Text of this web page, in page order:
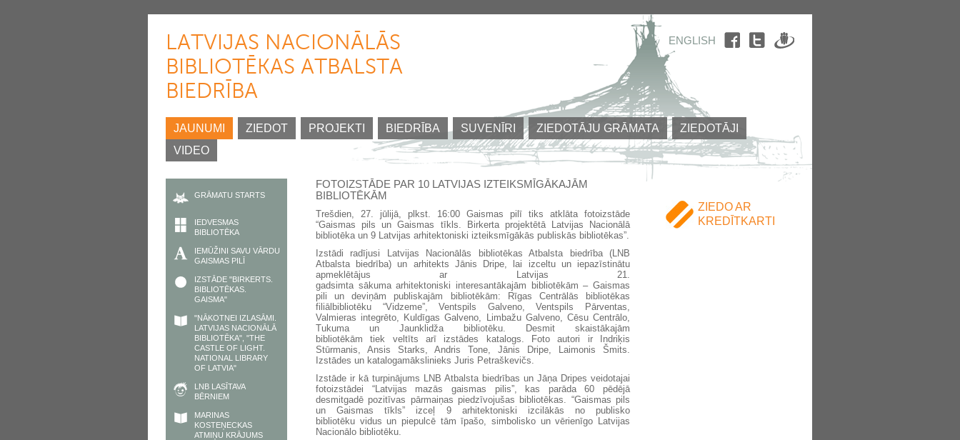
LATVIJAS NACIONĀLĀS
BIBLIOTĒKAS ATBALSTA
BIEDRĪBA
ENGLISH
JAUNUMI ZIEDOT PROJEKTI BIEDRĪBA SUVENĪRI ZIEDOTĀJU GRĀMATA
ZIEDOTĀJI
VIDEO
GRĀMATU STARTS
IEDVESMAS
BIBLIOTĒKA
IEMŪŽINI SAVU VĀRDU
GAISMAS PILĪ
IZSTĀDE "BIRKERTS.
BIBLIOTĒKAS.
GAISMA"
"NĀKOTNEI IZLASĀMI.
LATVIJAS NACIONĀLĀ
BIBLIOTĒKA", "THE
CASTLE OF LIGHT.
NATIONAL LIBRARY
OF LATVIA"
LNB LASĪTAVA
BĒRNIEM
MARINAS
KOSTEŅECKAS
ATMIŅU KRĀJUMS
FOTOIZSTĀDE PAR 10 LATVIJAS IZTEIKSMĪGĀKAJĀM
BIBLIOTĒKĀM
Trešdien, 27. jūlijā, plkst. 16:00 Gaismas pilī tiks atklāta fotoizstāde
“Gaismas pils un Gaismas tīkls. Birkerta projektētā Latvijas Nacionālā
bibliotēka un 9 Latvijas arhitektoniski izteiksmīgākās publiskās bibliotēkas”.
Izstādi radījusi Latvijas Nacionālās bibliotēkas Atbalsta biedrība (LNB
Atbalsta biedrība) un arhitekts Jānis Dripe, lai izceltu un iepazīstinātu
apmeklētājus ar Latvijas 21.
gadsimta sākuma arhitektoniski interesantākajām bibliotēkām – Gaismas
pili un deviņām publiskajām bibliotēkām: Rīgas Centrālās bibliotēkas
filiālbibliotēku “Vidzeme”, Ventspils Galveno, Ventspils Pārventas,
Valmieras integrēto, Kuldīgas Galveno, Limbažu Galveno, Cēsu Centrālo,
Tukuma un Jaunklidža bibliotēku. Desmit skaistākajām
bibliotēkām tiek veltīts arī izstādes katalogs. Foto autori ir Indriķis
Stūrmanis, Ansis Starks, Andris Tone, Jānis Dripe, Laimonis Šmits.
Izstādes un katalogamākslinieks Juris Petraškevičs.
Izstāde ir kā turpinājums LNB Atbalsta biedrības un Jāņa Dripes veidotajai
fotoizstādei “Latvijas mazās gaismas pilis”, kas parāda 60 pēdējā
desmitgadē pozitīvas pārmaiņas piedzīvojušas bibliotēkas. “Gaismas pils
un Gaismas tīkls” izceļ 9 arhitektoniski izcilākās no publisko
bibliotēku vidus un piepulcē tām īpašo, simbolisko un vērienīgo Latvijas
Nacionālo bibliotēku.
ZIEDO AR
KREDĪTKARTI